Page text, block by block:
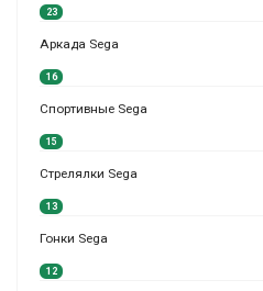
23
Аркада Sega
16
Спортивные Sega
15
Стрелялки Sega
13
Гонки Sega
12